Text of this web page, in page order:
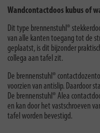
Wandcontactdoos kubus of
Dit type brennenstuhl®
van alle kanten toegang tot de
geplaatst, is dit bijzonder
collega aan tafel zit.
De brennenstuhl®
voorzien van antislip. Daardoor
De brennenstuhl® Alea
en kan door het vastschroeven
tafel worden bevestigd.